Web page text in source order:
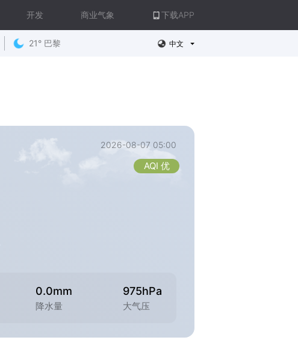
开发 商业气象 下载APP
21° 巴黎 中文
2026-08-07 05:00
AQI 优
0.0mm
降水量
975hPa
大气压